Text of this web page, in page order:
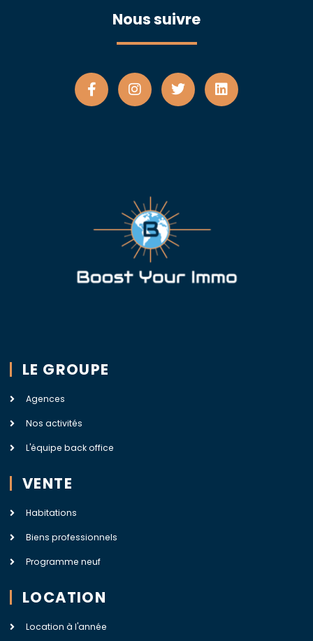
Nous suivre
LE GROUPE
Agences
Nos activités
L'équipe back office
VENTE
Habitations
Biens professionnels
Programme neuf
LOCATION
Location à l'année